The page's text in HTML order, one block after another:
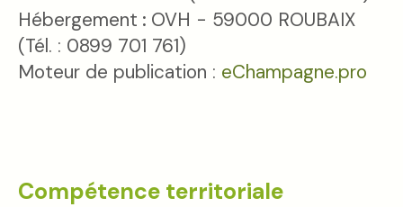
Hébergement : OVH - 59000 ROUBAIX
(Tél. : 0899 701 761)
Moteur de publication : eChampagne.pro
Compétence territoriale